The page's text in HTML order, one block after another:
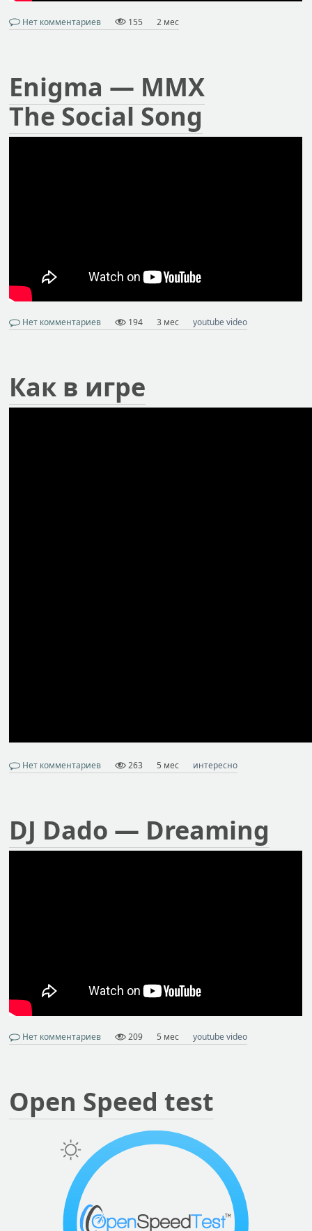
Нет комментариев 155 2 мес
Enigma — MMX
The Social Song
Нет комментариев 194 3 мес youtube video
Как в игре
Нет комментариев 263 5 мес интересно
DJ Dado — Dreaming
Нет комментариев 209 5 мес youtube video
Open Speed test